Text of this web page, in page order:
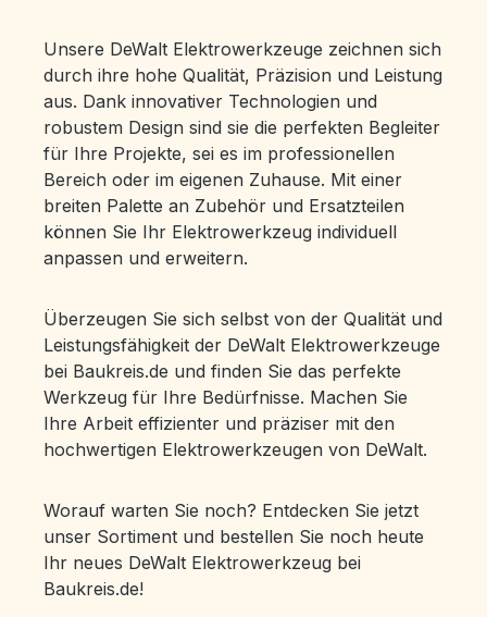
Unsere DeWalt Elektrowerkzeuge zeichnen sich
durch ihre hohe Qualität, Präzision und Leistung
aus. Dank innovativer Technologien und
robustem Design sind sie die perfekten Begleiter
für Ihre Projekte, sei es im professionellen
Bereich oder im eigenen Zuhause. Mit einer
breiten Palette an Zubehör und Ersatzteilen
können Sie Ihr Elektrowerkzeug individuell
anpassen und erweitern.
Überzeugen Sie sich selbst von der Qualität und
Leistungsfähigkeit der DeWalt Elektrowerkzeuge
bei Baukreis.de und finden Sie das perfekte
Werkzeug für Ihre Bedürfnisse. Machen Sie
Ihre Arbeit effizienter und präziser mit den
hochwertigen Elektrowerkzeugen von DeWalt.
Worauf warten Sie noch? Entdecken Sie jetzt
unser Sortiment und bestellen Sie noch heute
Ihr neues DeWalt Elektrowerkzeug bei
Baukreis.de!